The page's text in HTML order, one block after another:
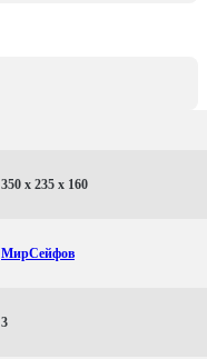
350 x 235 x 160
МирСейфов
3